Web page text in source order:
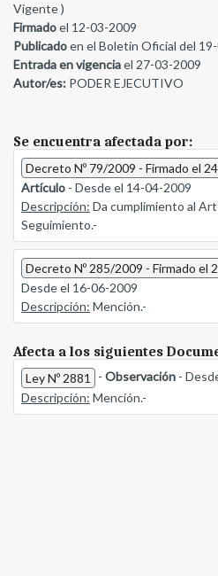
Vigente )
Firmadoel 12-03-2009
Publicadoen el Boletín Oficial del
Entrada en vigenciael 27-03-2009
Autor/es: PODER EJECUTIVO
Se encuentra afectada por:
Decreto Nº 79/2009 - Firmado el
Artículo - Desde el 14-04-2009
Descripción: Da cumplimiento al
Seguimiento.-
Decreto Nº 285/2009 - Firmado el
Desde el 16-06-2009
Descripción: Mención.-
Afecta a los siguientes
Ley Nº 2881 - Observación -
Descripción: Mención.-